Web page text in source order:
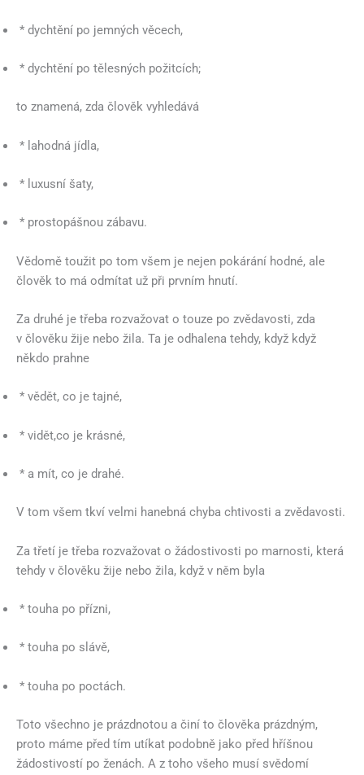
* dychtění po jemných věcech,
* dychtění po tělesných požitcích;
to znamená, zda člověk vyhledává
* lahodná jídla,
* luxusní šaty,
* prostopášnou zábavu.
Vědomě toužit po tom všem je nejen pokárání hodné, ale
člověk to má odmítat už při prvním hnutí.
Za druhé je třeba rozvažovat o touze po zvědavosti, zda
v člověku žije nebo žila. Ta je odhalena tehdy, když když
někdo prahne
* vědět, co je tajné,
* vidět,co je krásné,
* a mít, co je drahé.
V tom všem tkví velmi hanebná chyba chtivosti a zvědavosti.
Za třetí je třeba rozvažovat o žádostivosti po marnosti, která
tehdy v člověku žije nebo žila, když v něm byla
* touha po přízni,
* touha po slávě,
* touha po poctách.
Toto všechno je prázdnotou a činí to člověka prázdným,
proto máme před tím utíkat podobně jako před hříšnou
žádostivostí po ženách. A z toho všeho musí svědomí